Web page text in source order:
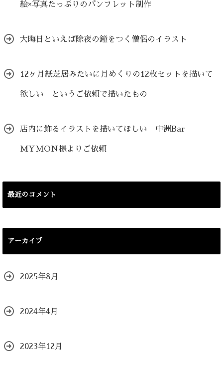
絵×写真たっぷりのパンフレット制作
大晦日といえば除夜の鐘をつく僧侶のイラスト
12ヶ月紙芝居みたいに月めくりの12枚セットを描いて
欲しい というご依頼で描いたもの
店内に飾るイラストを描いてほしい 中洲Bar
MYMON様よりご依頼
最近のコメント
アーカイブ
2025年8月
2024年4月
2023年12月